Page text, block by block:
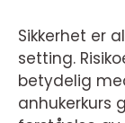
Sikkerhet er
setting.
betydelig
anhukerkurs